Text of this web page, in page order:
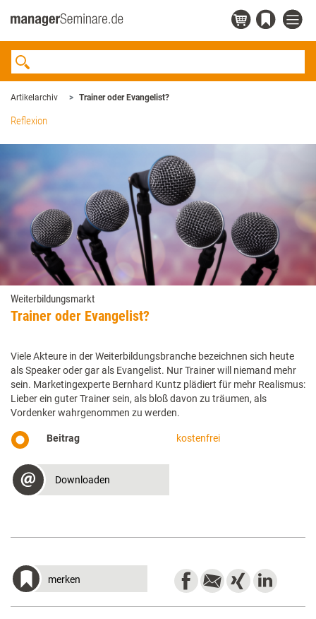
Artikelarchiv Trainer oder Evangelist?
Reflexion
Weiterbildungsmarkt
Trainer oder Evangelist?
Viele Akteure in der Weiterbildungsbranche bezeichnen sich heute
als Speaker oder gar als Evangelist. Nur Trainer will niemand mehr
sein. Marketingexperte Bernhard Kuntz plädiert für mehr Realismus:
Lieber ein guter Trainer sein, als bloß davon zu träumen, als
Vordenker wahrgenommen zu werden.
Beitrag kostenfrei
Downloaden
merken